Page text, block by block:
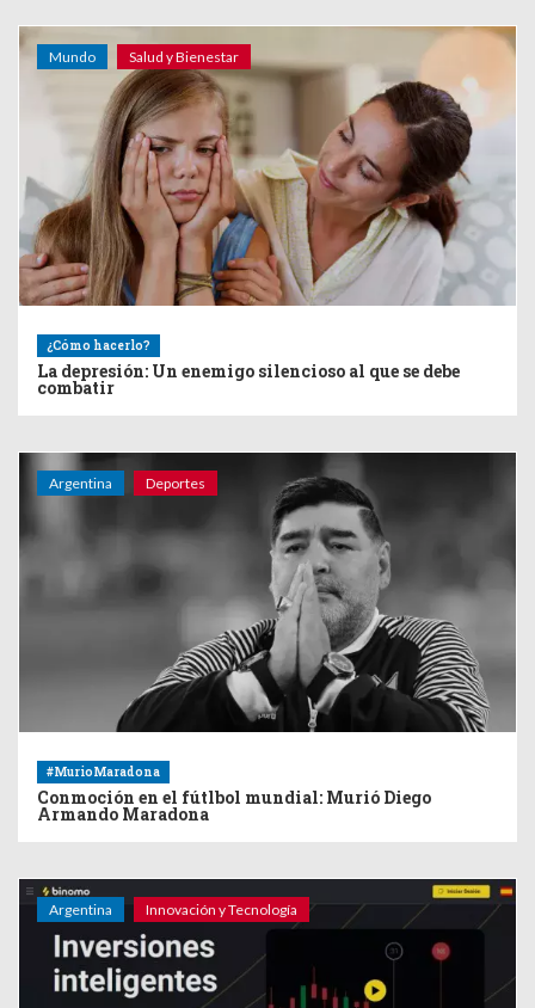
Mundo Salud y Bienestar
¿Cómo hacerlo?
La depresión: Un enemigo silencioso al que se debe
combatir
Argentina Deportes
#MurioMaradona
Conmoción en el fútlbol mundial: Murió Diego
Armando Maradona
Argentina Innovación y Tecnología